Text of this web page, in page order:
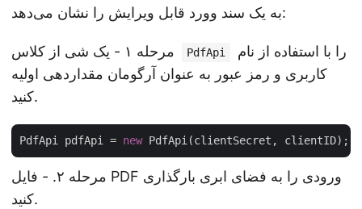
به یک سند وورد قابل ویرایش را نشان می‌دهد:
PdfApi
کاربری و رمز عبور به عنوان آرگومان مقداردهی اولیه
کنید.
PdfApi pdfApi = new
مرحله ۲. - فایل PDF ورودی را به فضای ابری بارگذاری
کنید.